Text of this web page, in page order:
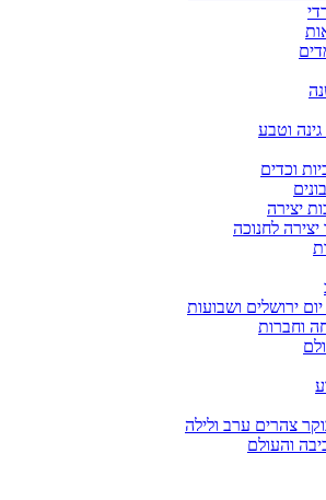
וטבע
וכדים
יצירה
יצירה לחנוכה
ירושלים ושבועות
וחברות
צהרים ערב ולילה
והעולם